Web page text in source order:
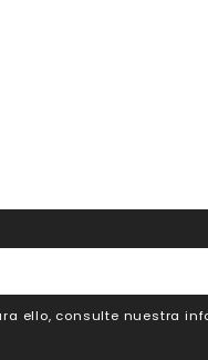
ello, consulte nuestra